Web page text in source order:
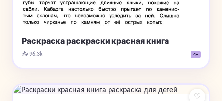
Раскраска раскраски красная книга
📥 96.3k 4+
♡